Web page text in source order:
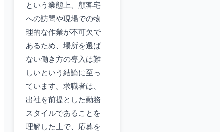
という業態上、顧客宅
への訪問や現場での物
理的な作業が不可欠で
あるため、場所を選ば
ない働き方の導入は難
しいという結論に至っ
ています。求職者は、
出社を前提とした勤務
スタイルであることを
理解した上で、応募を